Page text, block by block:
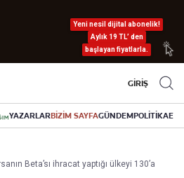
Yeni nesil dijital abonelik!
Aylık 19 TL’ den
başlayan fiyatlarla.
GİRİŞ
YAZARLARBİZİM SAYFAGÜNDEMPOLİTİKA
Beta’sı ihracat yaptığı ülkeyi 130’a